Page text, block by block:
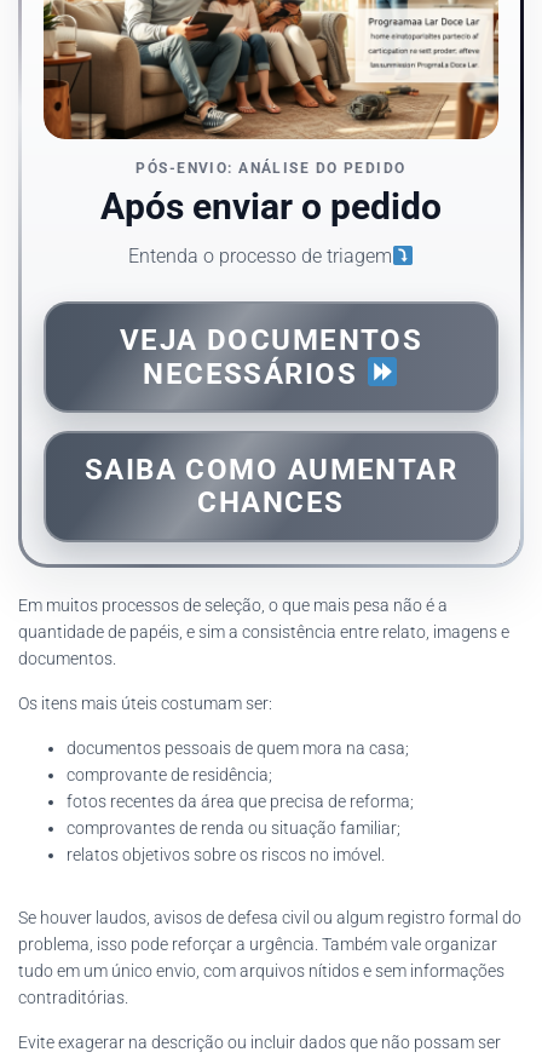
PÓS-ENVIO: ANÁLISE DO PEDIDO
Após enviar o pedido
Entenda o processo de triagem
VEJA DOCUMENTOS
NECESSÁRIOS
SAIBA COMO AUMENTAR
CHANCES
Em muitos processos de seleção, o que mais pesa não é a
quantidade de papéis, e sim a consistência entre relato, imagens e
documentos.
Os itens mais úteis costumam ser:
documentos pessoais de quem mora na casa;
comprovante de residência;
fotos recentes da área que precisa de reforma;
comprovantes de renda ou situação familiar;
relatos objetivos sobre os riscos no imóvel.
Se houver laudos, avisos de defesa civil ou algum registro formal do
problema, isso pode reforçar a urgência. Também vale organizar
tudo em um único envio, com arquivos nítidos e sem informações
contraditórias.
Evite exagerar na descrição ou incluir dados que não possam ser